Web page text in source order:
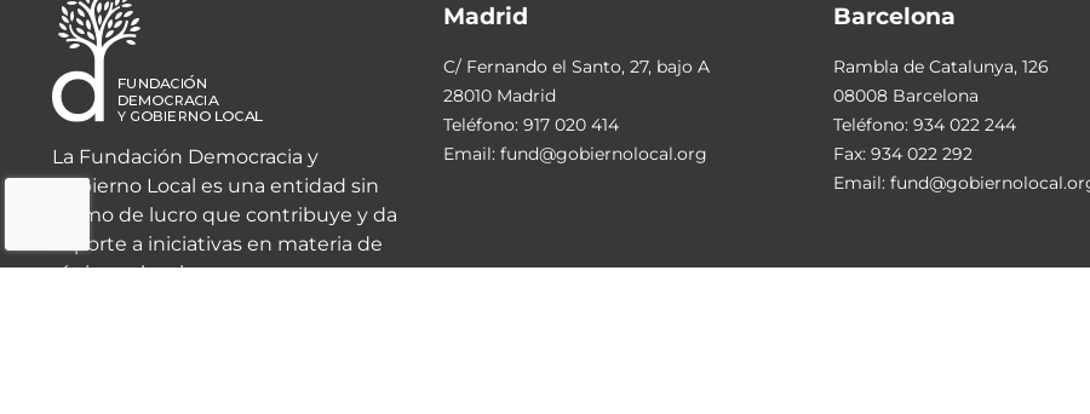
La Fundación Democracia y
Gobierno Local es una entidad sin
ánimo de lucro que contribuye y da
soporte a iniciativas en materia de
régimen local.
Madrid
C/ Fernando el Santo, 27, bajo A
28010 Madrid
Teléfono: 917 020 414
Email: fund@gobiernolocal.org
Barcelona
Rambla de Catalunya, 126
08008 Barcelona
Teléfono: 934 022 244
Fax: 934 022 292
Email: